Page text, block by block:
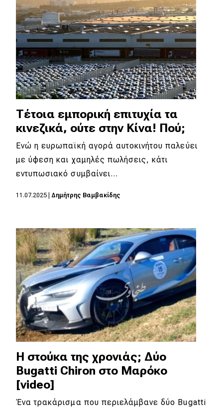
Νέα
Τεχνολογία
Mobility
Σταθμοί φόρτισης
Classic
Νέα
Παρουσιάσεις
Μεταχειρισμένο
Οδηγός αγοράς
Συμβουλές
Χρηστικά
Συμβουλές
ΚΤΕΟ
Οδική βοήθεια
Τέτοια εμπορική επιτυχία τα
κινεζικά, ούτε στην Κίνα! Πού;
Ενώ η ευρωπαϊκή αγορά αυτοκινήτου παλεύει
με ύφεση και χαμηλές πωλήσεις, κάτι
εντυπωσιακό συμβαίνει…
11.07.2025 Δημήτρης Βαμβακίδης
Η στούκα της χρονιάς; Δύο
Bugatti Chiron στο Μαρόκο
[video]
Ένα τρακάρισμα που περιελάμβανε δύο Bugatti